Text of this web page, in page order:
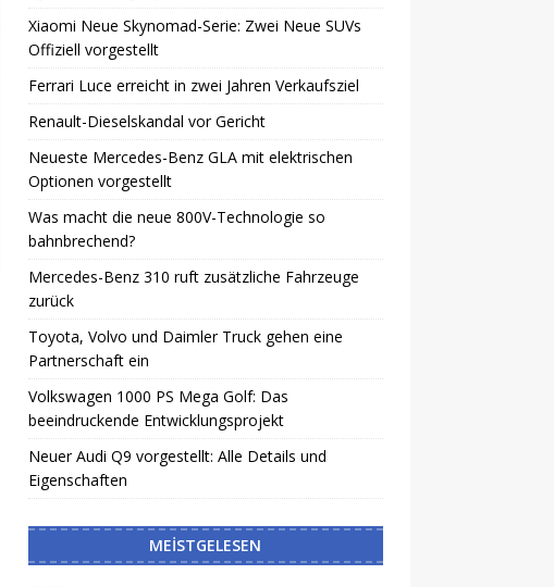
Xiaomi Neue Skynomad-Serie: Zwei Neue SUVs
Offiziell vorgestellt
Ferrari Luce erreicht in zwei Jahren Verkaufsziel
Renault-Dieselskandal vor Gericht
Neueste Mercedes-Benz GLA mit elektrischen
Optionen vorgestellt
Was macht die neue 800V-Technologie so
bahnbrechend?
Mercedes-Benz 310 ruft zusätzliche Fahrzeuge
zurück
Toyota, Volvo und Daimler Truck gehen eine
Partnerschaft ein
Volkswagen 1000 PS Mega Golf: Das
beeindruckende Entwicklungsprojekt
Neuer Audi Q9 vorgestellt: Alle Details und
Eigenschaften
MEISTGELESEN